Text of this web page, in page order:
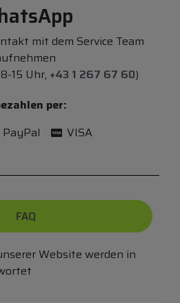
mit dem Service Team
15 Uhr, +43 1 267 67 60)
per:
PayPal
VISA
FAQ
Website werden in